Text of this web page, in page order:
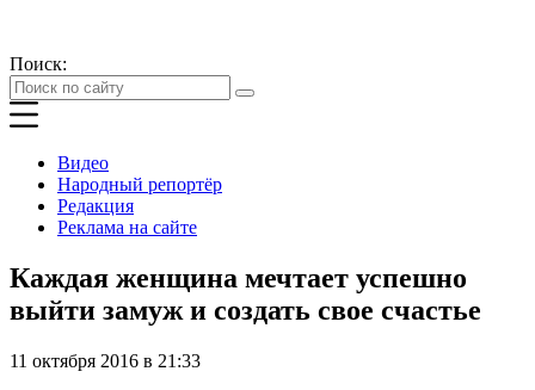
Поиск:
Видео
Народный репортёр
Редакция
Реклама на сайте
Каждая женщина мечтает успешно
выйти замуж и создать свое счастье
11 октября 2016 в 21:33